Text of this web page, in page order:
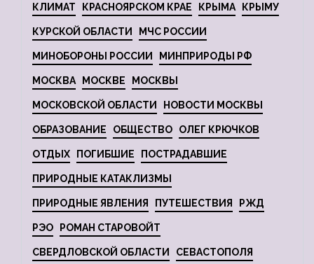
КЛИМАТ КРАСНОЯРСКОМ КРАЕ КРЫМА КРЫМУ
КУРСКОЙ ОБЛАСТИ МЧС РОССИИ
МИНОБОРОНЫ РОССИИ МИНПРИРОДЫ РФ
МОСКВА МОСКВЕ МОСКВЫ
МОСКОВСКОЙ ОБЛАСТИ НОВОСТИ МОСКВЫ
ОБРАЗОВАНИЕ ОБЩЕСТВО ОЛЕГ КРЮЧКОВ
ОТДЫХ ПОГИБШИЕ ПОСТРАДАВШИЕ
ПРИРОДНЫЕ КАТАКЛИЗМЫ
ПРИРОДНЫЕ ЯВЛЕНИЯ ПУТЕШЕСТВИЯ РЖД
РЭО РОМАН СТАРОВОЙТ
СВЕРДЛОВСКОЙ ОБЛАСТИ СЕВАСТОПОЛЯ